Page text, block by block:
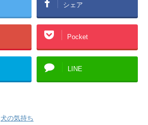
シェア
Pocket
LINE
犬の気持ち